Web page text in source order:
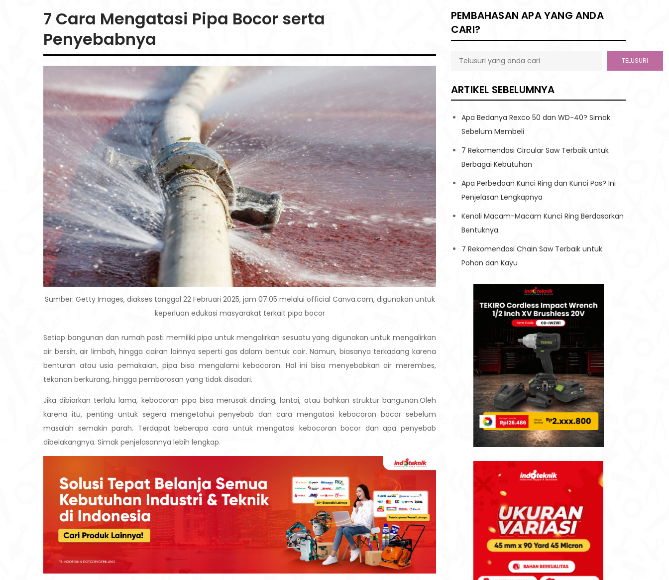
7 Cara Mengatasi Pipa Bocor serta
Penyebabnya
Sumber: Getty Images, diakses tanggal 22 Februari 2025, jam 07:05 melalui official Canva.com, digunakan untuk
keperluan edukasi masyarakat terkait pipa bocor
Setiap bangunan dan rumah pasti memiliki pipa untuk mengalirkan sesuatu yang digunakan untuk mengalirkan
air bersih, air limbah, hingga cairan lainnya seperti gas dalam bentuk cair. Namun, biasanya terkadang karena
benturan atau usia pemakaian, pipa bisa mengalami kebocoran. Hal ini bisa menyebabkan air merembes,
tekanan berkurang, hingga pemborosan yang tidak disadari.
Jika dibiarkan terlalu lama, kebocoran pipa bisa merusak dinding, lantai, atau bahkan struktur bangunan.Oleh
karena itu, penting untuk segera mengetahui penyebab dan cara mengatasi kebocoran bocor sebelum
masalah semakin parah. Terdapat beberapa cara untuk mengatasi kebocoran bocor dan apa penyebab
dibelakangnya. Simak penjelasannya lebih lengkap.
PEMBAHASAN APA YANG ANDA
CARI?
TELUSURI
ARTIKEL SEBELUMNYA
Apa Bedanya Rexco 50 dan WD-40? Simak
Sebelum Membeli
7 Rekomendasi Circular Saw Terbaik untuk
Berbagai Kebutuhan
Apa Perbedaan Kunci Ring dan Kunci Pas? Ini
Penjelasan Lengkapnya
Kenali Macam-Macam Kunci Ring Berdasarkan
Bentuknya.
7 Rekomendasi Chain Saw Terbaik untuk
Pohon dan Kayu